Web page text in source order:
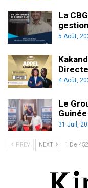
La
5 Août,
4 Août,
Le
31 Juil,
PREV NEXT 1 De 452